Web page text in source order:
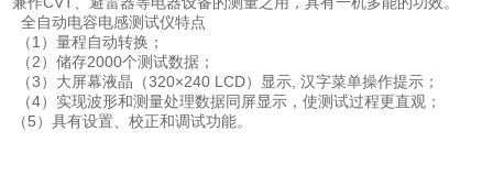
全自动电容电感测试仪特点
（1）量程自动转换；
（2）储存2000个测试数据；
（3）大屏幕液晶（320×240 LCD）显示, 汉字菜单操作提示；
（4）实现波形和测量处理数据同屏显示，使测试过程更直观；
（5）具有设置、校正和调试功能。